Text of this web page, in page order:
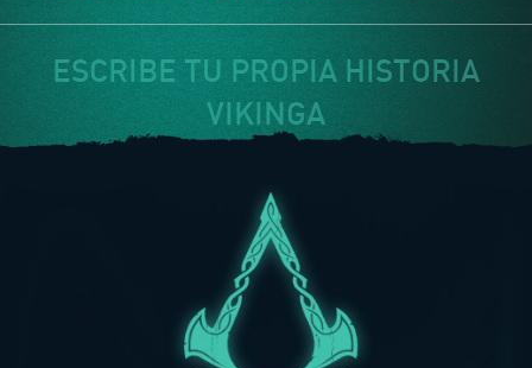
ESCRIBE TU PROPIA HISTORIA
VIKINGA